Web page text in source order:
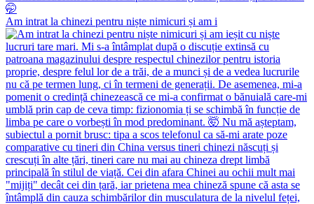
Am intrat la chinezi pentru niște nimicuri și am i